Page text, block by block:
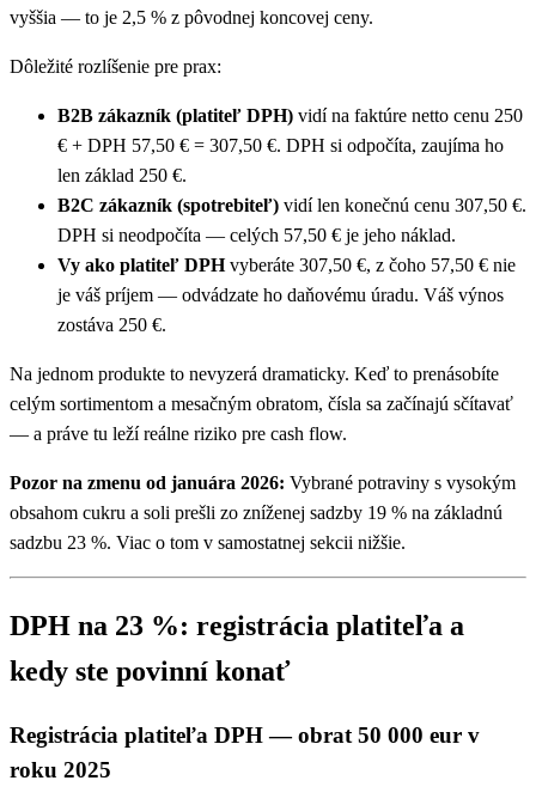
vyššia — to je 2,5 % z pôvodnej koncovej ceny.
Dôležité rozlíšenie pre prax:
B2B zákazník (platiteľ DPH) vidí na faktúre netto cenu 250
€ + DPH 57,50 € = 307,50 €. DPH si odpočíta, zaujíma ho
len základ 250 €.
B2C zákazník (spotrebiteľ) vidí len konečnú cenu 307,50 €.
DPH si neodpočíta — celých 57,50 € je jeho náklad.
Vy ako platiteľ DPHvyberáte 307,50 €, z čoho 57,50 € nie
je váš príjem — odvádzate ho daňovému úradu. Váš výnos
zostáva 250 €.
Na jednom produkte to nevyzerá dramaticky. Keď to prenásobíte
celým sortimentom a mesačným obratom, čísla sa začínajú sčítavať
— a práve tu leží reálne riziko pre cash flow.
Pozor na zmenu od januára 2026: Vybrané potraviny s vysokým
obsahom cukru a soli prešli zo zníženej sadzby 19 % na základnú
sadzbu 23 %. Viac o tom v samostatnej sekcii nižšie.
DPH na 23 %: registrácia platiteľa a
kedy ste povinní konať
Registrácia platiteľa DPH — obrat 50 000 eur v
roku 2025